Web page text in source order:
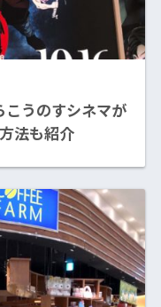
うのすシネマが
法も紹介